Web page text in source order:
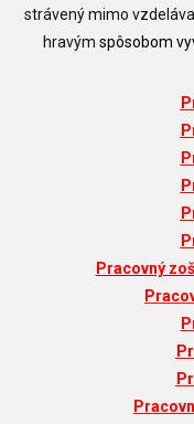
strávený mimo
hravým spôsobom
Pracovný